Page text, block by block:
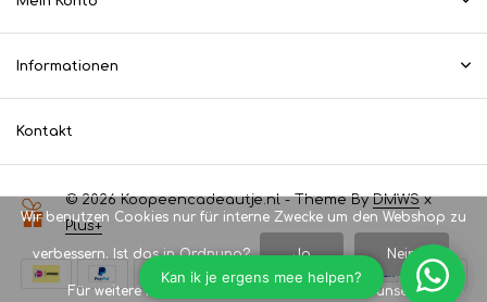
Informationen
Kontakt
© 2026 Koopeencadeautje.nl - Theme ByDMWSx
Plus+
Wir benutzen Cookies nur für interne Zwecke um den Webshop zu
verbessern. Ist das in Ordnung? Ja Nein
Für weitere Informationen beachten Sie bitte unsere